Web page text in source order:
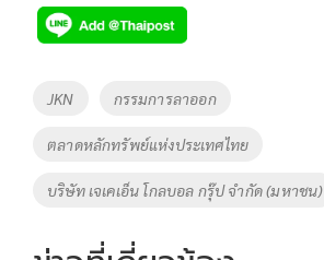
e
b
o
k
tt
er
p
y
Li
n
k
Tags
JKN กรรมการลาออก
ตลาดหลักทรัพย์แห่งประเทศไทย
บริษัท เจเคเอ็น โกลบอล กรุ๊ป จํากัด (มหาชน)